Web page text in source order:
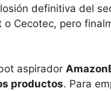
definitiva del
o Cecotec, pero
aspirador
productos. Para